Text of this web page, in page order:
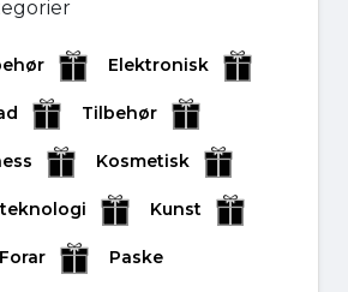
Elektronisk
Tilbehør
Kosmetisk
Kunst
Forar Paske